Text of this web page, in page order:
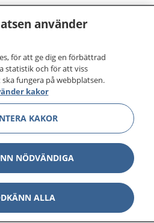
din hälsa och vård
hälsa och information om
du kan kontakta.
journal och göra dina
1177 för
runt.
vill må bättre.
använder
för att ge dig en förbättrad
statistik och för att viss
fungera på webbplatsen.
kakor
KAKOR
NÖDVÄNDIGA
ALLA